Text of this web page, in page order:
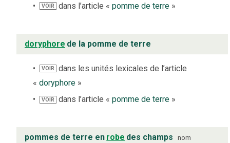
VOIR dans l’article «pomme de terre »
doryphore de la pomme de terre
VOIR
dans les unités lexicales de l’article
« doryphore »
VOIR dans l’article «pomme de terre »
pommes de terre en robe des champs nom